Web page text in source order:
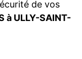
de vos
à ULLY-SAINT-